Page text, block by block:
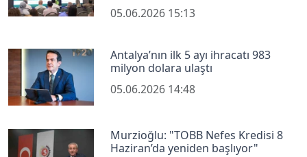
05.06.2026 15:13
Antalya’nın ilk 5 ayı ihracatı 983
milyon dolara ulaştı
05.06.2026 14:48
Murzioğlu: "TOBB Nefes Kredisi 8
Haziran’da yeniden başlıyor"